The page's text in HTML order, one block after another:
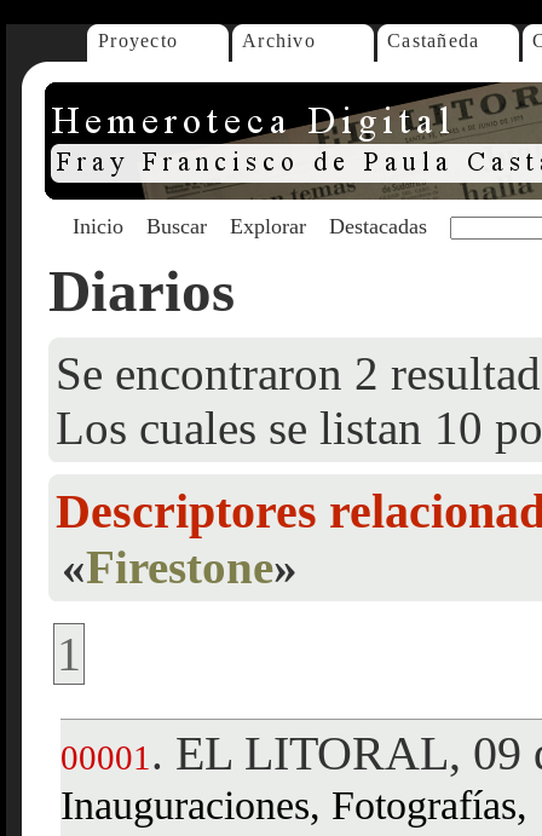
Proyecto Archivo Castañeda
Inicio Buscar Explorar Destacadas
Diarios
Se encontraron 2
Los cuales se listan 10
Descriptores
«Firestone»
1
00001 . EL LITORAL, 09
Inauguraciones, Fotografías,